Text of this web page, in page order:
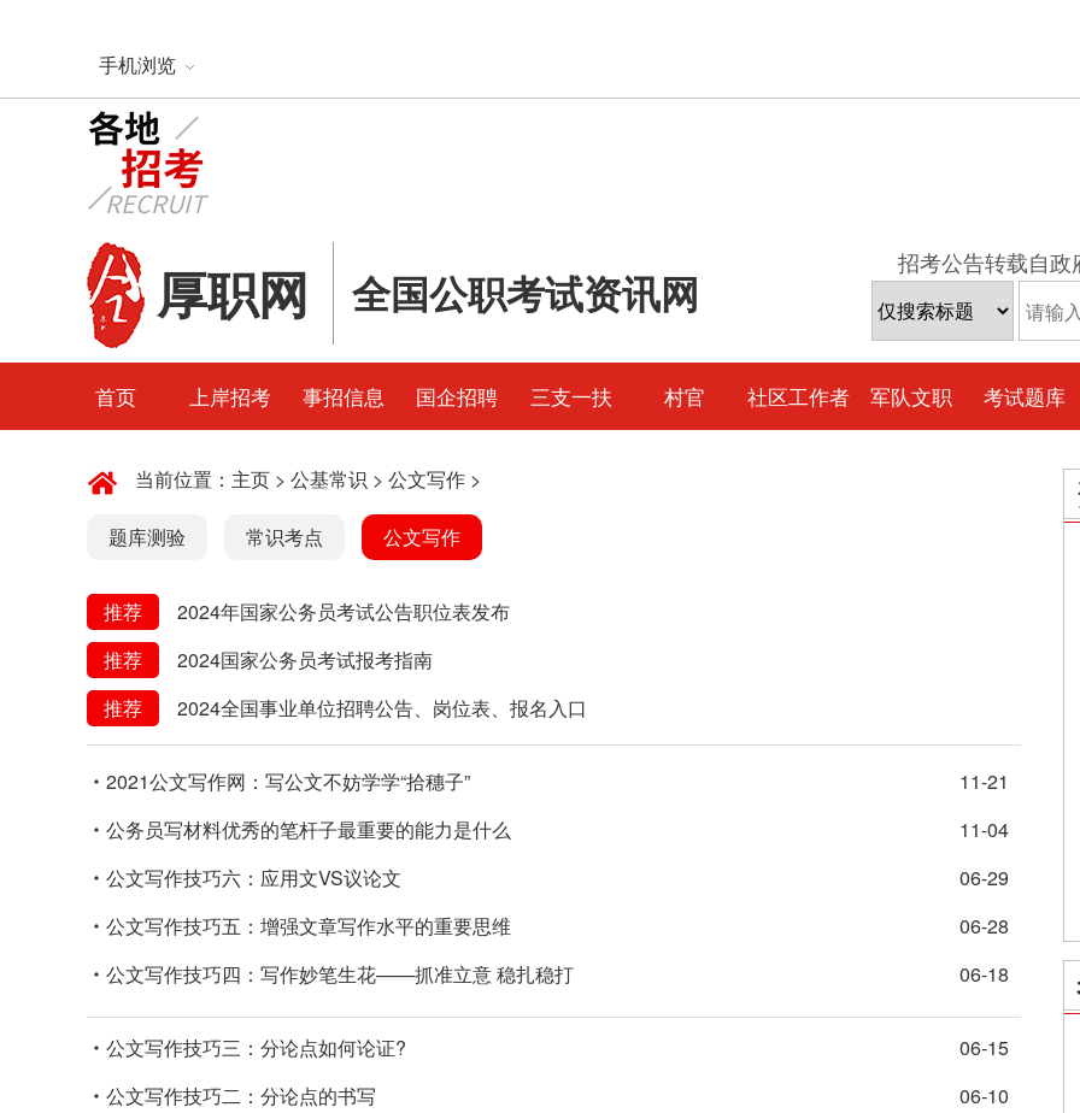
手机浏览
厚职网 全国公职考试资讯网
招考公告转载自
首页 上岸招考 事招信息 国企招聘 三支一扶 村官 社区工作者 军队文职 考试题库
当前位置： 主页 > 公基常识 > 公文写作 >
题库测验 常识考点 公文写作
推荐
2024年国家公务员考试公告职位表发布
推荐
2024国家公务员考试报考指南
推荐
2024全国事业单位招聘公告、岗位表、报名入口
2021公文写作网：写公文不妨学学“拾穗子”
11-21
公务员写材料优秀的笔杆子最重要的能力是什么
11-04
公文写作技巧六：应用文VS议论文
06-29
公文写作技巧五：增强文章写作水平的重要思维
06-28
公文写作技巧四：写作妙笔生花——抓准立意 稳扎稳打
06-18
公文写作技巧三：分论点如何论证?
06-15
公文写作技巧二：分论点的书写
06-10